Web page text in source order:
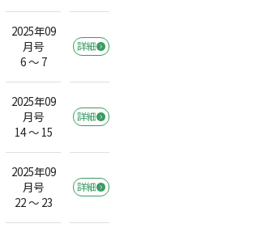
2025年09
月号
6 ～ 7
詳細
2025年09
月号
14 ～ 15
詳細
2025年09
月号
22 ～ 23
詳細